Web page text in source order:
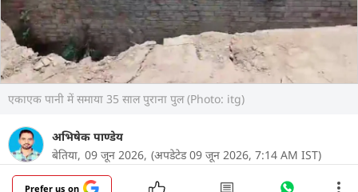
एकाएक पानी में समाया 35 साल पुराना पुल (Photo: itg)
अभिषेक पाण्डेय
बेतिया, 09 जून 2026, (अपडेटेड 09 जून 2026, 7:14 AM IST)
Prefer us on